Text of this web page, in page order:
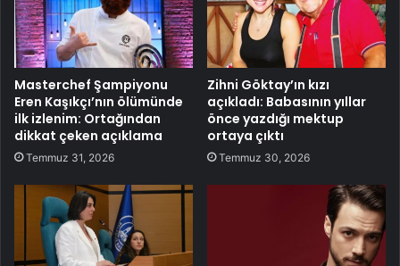
Masterchef Şampiyonu
Eren Kaşıkçı’nın ölümünde
ilk izlenim: Ortağından
dikkat çeken açıklama
Temmuz 31, 2026
Zihni Göktay’ın kızı
açıkladı: Babasının yıllar
önce yazdığı mektup
ortaya çıktı
Temmuz 30, 2026